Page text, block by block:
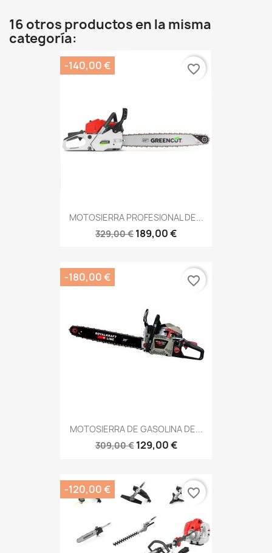
16 otros productos en la misma
categoría:
MOTOSIERRA PROFESIONAL DE...
329,00 € 189,00 €
-140,00 € favorite_border
MOTOSIERRA DE GASOLINA DE...
309,00 € 129,00 €
-180,00 € favorite_border
-120,00 € favorite_border